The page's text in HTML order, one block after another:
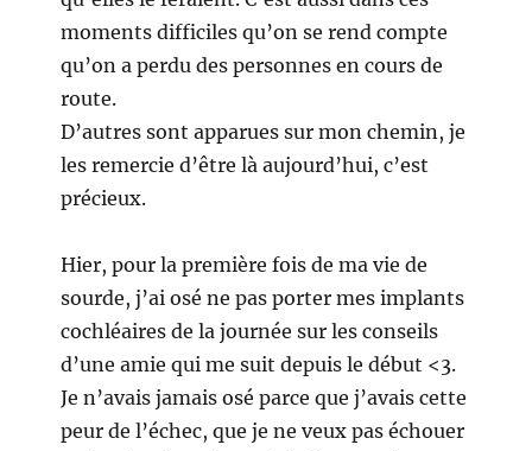
moments difficiles qu’on se rend compte
qu’on a perdu des personnes en cours de
route.
D’autres sont apparues sur mon chemin, je
les remercie d’être là aujourd’hui, c’est
précieux.
Hier, pour la première fois de ma vie de
sourde, j’ai osé ne pas porter mes implants
cochléaires de la journée sur les conseils
d’une amie qui me suit depuis le début <3.
Je n’avais jamais osé parce que j’avais cette
peur de l’échec, que je ne veux pas échouer